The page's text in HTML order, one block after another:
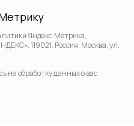
Яндекс.Метрика,
119021, Россия, Москва, ул.
на обработку данных о вас